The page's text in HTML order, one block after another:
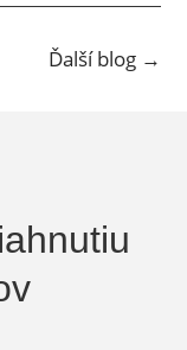
Ďalší blog→